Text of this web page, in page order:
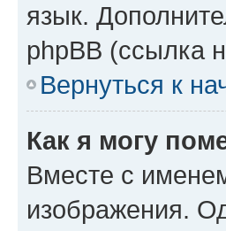
язык.
phpBB (ссылка
Вернуться к
Как я могу
Вместе с
изображения.